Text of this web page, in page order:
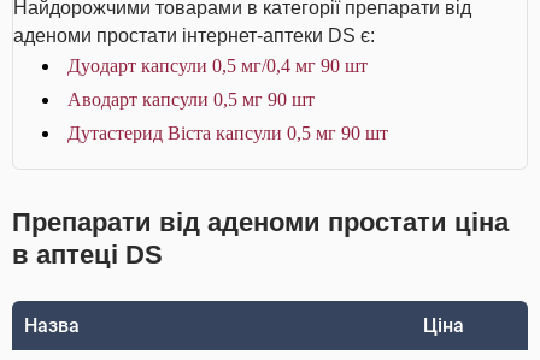
Найдорожчими товарами в категорії препарати від
аденоми простати інтернет-аптеки DS є:
Дуодарт капсули 0,5 мг/0,4 мг 90 шт
Аводарт капсули 0,5 мг 90 шт
Дутастерид Віста капсули 0,5 мг 90 шт
Препарати від аденоми простати ціна
в аптеці DS
Назва Ціна